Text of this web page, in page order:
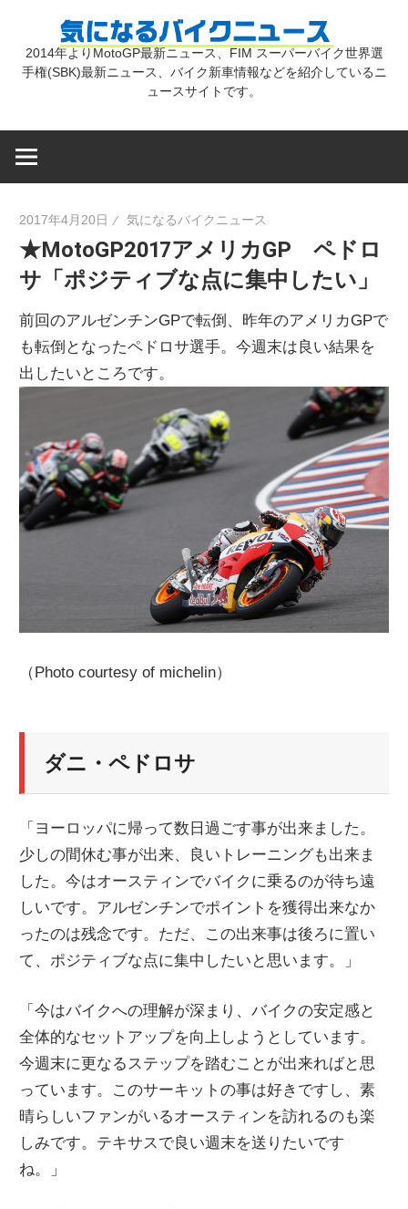
気
バ
イ
ク
ニ
ュ
ス
2014年よりMotoGP最新ニュース、FIM スーパーバイク世界選
手権(SBK)最新ニュース、バイク新車情報などを紹介しているニ
ュースサイトです。
2017年4月20日 気になるバイクニュース
★MotoGP2017アメリカGP ペドロ
サ「ポジティブな点に集中したい」
前回のアルゼンチンGPで転倒、昨年のアメリカGPで
も転倒となったペドロサ選手。今週末は良い結果を
出したいところです。
（Photo courtesy of michelin）
ダニ・ペドロサ
「ヨーロッパに帰って数日過ごす事が出来ました。
少しの間休む事が出来、良いトレーニングも出来ま
した。今はオースティンでバイクに乗るのが待ち遠
しいです。アルゼンチンでポイントを獲得出来なか
ったのは残念です。ただ、この出来事は後ろに置い
て、ポジティブな点に集中したいと思います。」
「今はバイクへの理解が深まり、バイクの安定感と
全体的なセットアップを向上しようとしています。
今週末に更なるステップを踏むことが出来ればと思
っています。このサーキットの事は好きですし、素
晴らしいファンがいるオースティンを訪れるのも楽
しみです。テキサスで良い週末を送りたいです
ね。」